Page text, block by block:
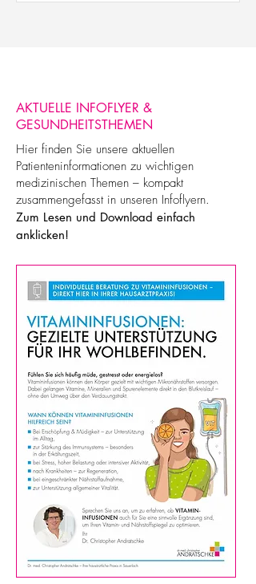
AKTUELLE INFOFLYER &
GESUNDHEITSTHEMEN
Hier finden Sie unsere aktuellen
Patienteninformationen zu wichtigen
medizinischen Themen – kompakt
zusammengefasst in unseren Infoflyern.
Zum Lesen und Download einfach
anklicken!